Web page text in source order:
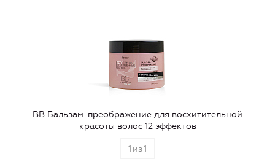
ВВ Бальзам-преображение для восхитительной
красоты волос 12 эффектов
1 из1